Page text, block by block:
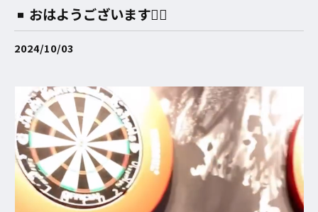
おはようございます🙇‍♀️
2024/10/03